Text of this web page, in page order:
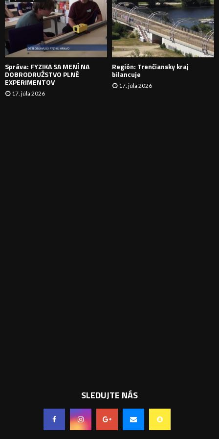
N
I
E
Správa: FYZIKA SA MENÍ NA
DOBRODRUŽSTVO PLNÉ
EXPERIMENTOV
17. júla 2026
Región: Trenčiansky kraj
bilancuje
17. júla 2026
SLEDUJTE NÁS